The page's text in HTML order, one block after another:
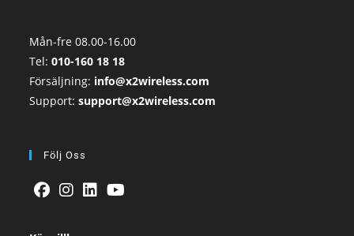
Mån-fre 08.00-16.00
Tel:010-160 18 18
Försäljning: info@x2wireless.com
Support:support@x2wireless.com
Följ Oss